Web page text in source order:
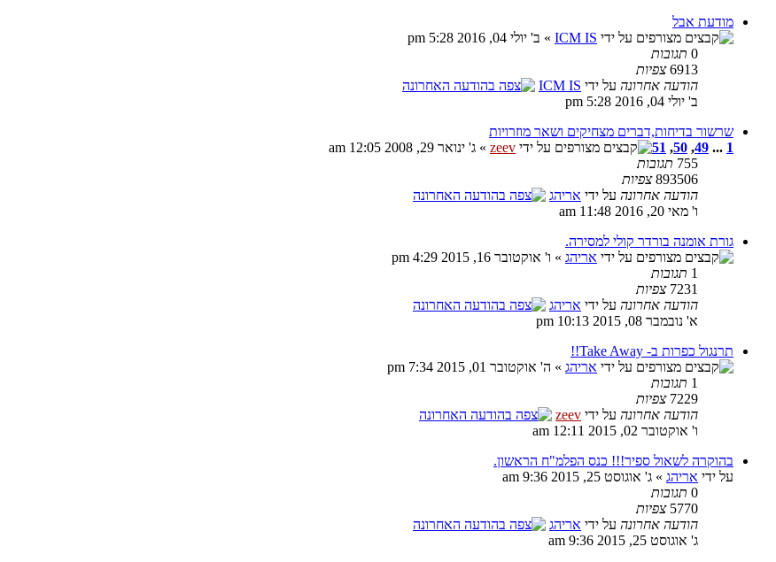
מודעת אבל
על ידי ICM IS » ב' יולי 04, 2016 5:28 pm
0 תגובות
6913 צפיות
הודעה אחרונה על ידי ICM IS
ב' יולי 04, 2016 5:28 pm
שרשור בדיחות,דברים מצחיקים ושאר מוזרויות
1
...
49
,
50
,
51 על ידי zeev » ג' ינואר 29, 2008 12:05 am
755 תגובות
893506 צפיות
הודעה אחרונה על ידי אריהג
ו' מאי 20, 2016 11:48 am
גורת אומנה בורדר קולי למסירה.
על ידי אריהג » ו' אוקטובר 16, 2015 4:29 pm
1 תגובות
7231 צפיות
הודעה אחרונה על ידי אריהג
א' נובמבר 08, 2015 10:13 pm
תרנגול כפרות ב- Take Away!!
על ידי אריהג » ה' אוקטובר 01, 2015 7:34 pm
1 תגובות
7229 צפיות
הודעה אחרונה על ידי zeev
ו' אוקטובר 02, 2015 12:11 am
בהוקרה לשאול ספיר!!! כנס הפלמ"ח הראשון.
על ידי אריהג » ג' אוגוסט 25, 2015 9:36 am
0 תגובות
5770 צפיות
הודעה אחרונה על ידי אריהג
ג' אוגוסט 25, 2015 9:36 am